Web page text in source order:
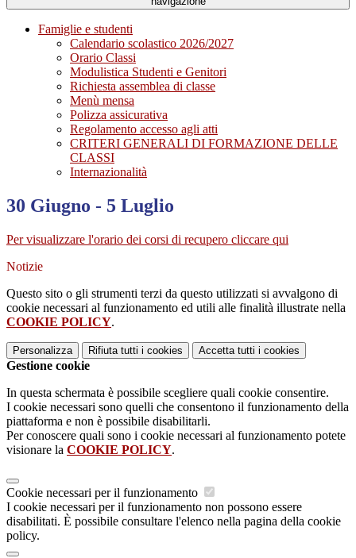
Famiglie e studenti
Calendario scolastico 2026/2027
Orario Classi
Modulistica Studenti e Genitori
Richiesta assemblea di classe
Menù mensa
Polizza assicurativa
Regolamento accesso agli atti
CRITERI GENERALI DI FORMAZIONE DELLE
CLASSI
Internazionalità
30 Giugno - 5 Luglio
Per visualizzare l'orario dei corsi di recupero cliccare qui
Notizie
Questo sito o gli strumenti terzi da questo utilizzati si avvalgono di
cookie necessari al funzionamento ed utili alle finalità illustrate nella
COOKIE POLICY.
Personalizza Rifiuta tutti i cookies Accetta tutti i cookies
Gestione cookie
In questa schermata è possibile scegliere quali cookie consentire.
I cookie necessari sono quelli che consentono il funzionamento della
piattaforma e non è possibile disabilitarli.
Per conoscere quali sono i cookie necessari al funzionamento potete
visionare la COOKIE POLICY.
Cookie necessari per il funzionamento
I cookie necessari per il funzionamento non possono essere
disabilitati. È possibile consultare l'elenco nella pagina della cookie
policy.